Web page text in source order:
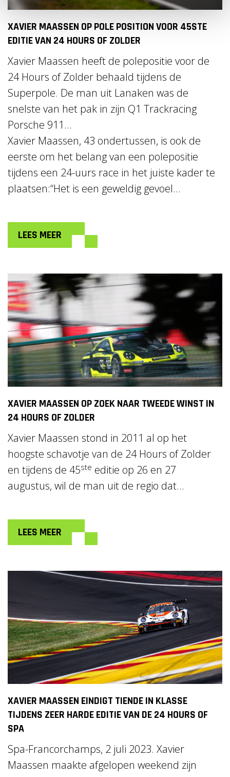
XAVIER MAASSEN OP POLE POSITION VOOR 45STE
EDITIE VAN 24 HOURS OF ZOLDER
Xavier Maassen heeft de polepositie voor de
24 Hours of Zolder behaald tijdens de
Superpole. De man uit Lanaken was de
snelste van het pak in zijn Q1 Trackracing
Porsche 911...
Xavier Maassen, 43 ondertussen, is ook de
eerste om het belang van een polepositie
tijdens een 24-uurs race in het juiste kader te
plaatsen:“Het is een geweldig gevoel...
LEES MEER
XAVIER MAASSEN OP ZOEK NAAR TWEEDE WINST IN
24 HOURS OF ZOLDER
Xavier Maassen stond in 2011 al op het
hoogste schavotje van de 24 Hours of Zolder
en tijdens de 45ste editie op 26 en 27
augustus, wil de man uit de regio dat...
LEES MEER
XAVIER MAASSEN EINDIGT TIENDE IN KLASSE
TIJDENS ZEER HARDE EDITIE VAN DE 24 HOURS OF
SPA
Spa-Francorchamps, 2 juli 2023. Xavier
Maassen maakte afgelopen weekend zijn